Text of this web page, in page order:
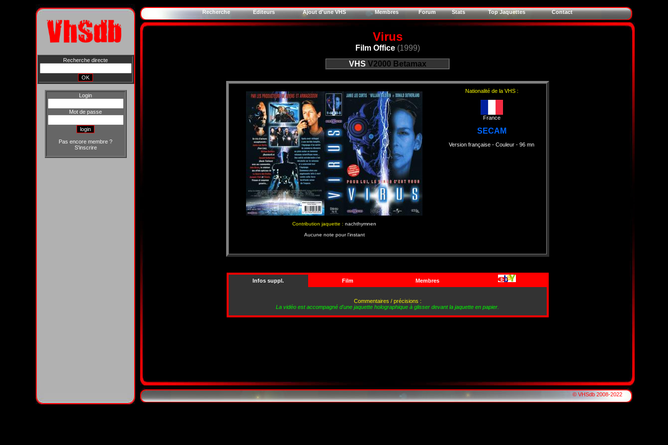
Recherche directe
Login
Mot de passe
Pas encore membre ?
S'inscrire
Recherche Editeurs Ajout d'une VHS Membres Forum Stats Top Jaquettes Contact
Virus
Film Office(1999)
VHS V2000 Betamax
Contribution jaquette : nachthymnen
Aucune note pour l'instant
Nationalité de la VHS :
France
SECAM
Version française - Couleur - 96 mn
Infos suppl. Film Membres
Commentaires / précisions :
La vidéo est accompagné d'une jaquette holographique à glisser devant la jaquette en papier.
© VHSdb 2008-2022